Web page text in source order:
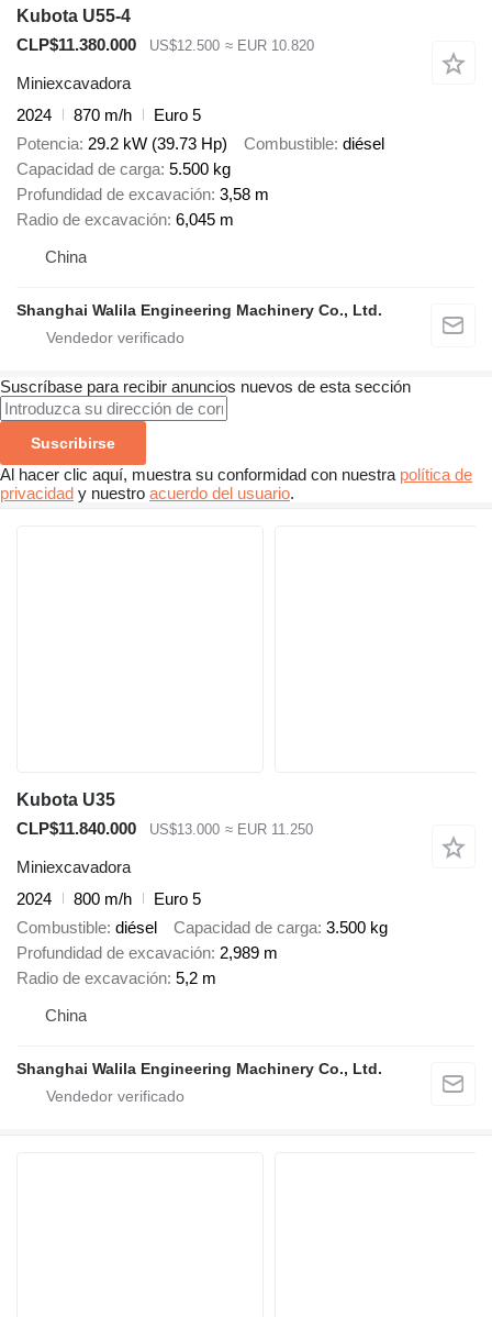
Kubota U55-4
CLP$11.380.000
US$12.500 ≈ EUR 10.820
Miniexcavadora
2024
870 m/h
Euro 5
Potencia 29.2 kW (39.73 Hp) Combustible diésel
Capacidad de carga 5.500 kg
Profundidad de excavación 3,58 m
Radio de excavación 6,045 m
China
Shanghai Walila Engineering Machinery Co., Ltd.
Suscríbase para recibir anuncios nuevos de esta sección
Suscribirse
Al hacer clic aquí, muestra su conformidad con nuestra política de
privacidad y nuestro acuerdo del usuario.
Kubota U35
CLP$11.840.000
US$13.000 ≈ EUR 11.250
Miniexcavadora
2024
800 m/h
Euro 5
Combustible diésel Capacidad de carga 3.500 kg
Profundidad de excavación 2,989 m
Radio de excavación 5,2 m
China
Shanghai Walila Engineering Machinery Co., Ltd.